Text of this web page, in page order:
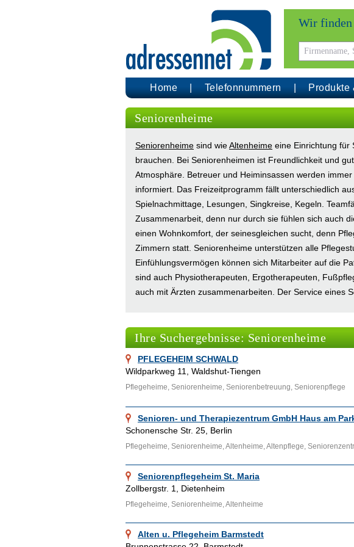
Wir finden
Home Telefonnummern Produkte
Seniorenheime
Seniorenheime sind wieAltenheime eine Einrichtung für
brauchen. Bei Seniorenheimen ist Freundlichkeit und
Atmosphäre. Betreuer und Heiminsassen werden
informiert. Das Freizeitprogramm fällt unterschiedlich
Spielnachmittage, Lesungen, Singkreise, Kegeln.
Zusammenarbeit, denn nur durch sie fühlen sich auch
einen Wohnkomfort, der seinesgleichen sucht, denn
Zimmern statt. Seniorenheime unterstützen alle
Einfühlungsvermögen können sich Mitarbeiter auf die
sind auch Physiotherapeuten, Ergotherapeuten,
auch mit Ärzten zusammenarbeiten. Der Service eines
Saarbrücken vertreten.
Weitere Artikel überAlzheimergesellschaft
Therapie, Betreuungstellen wir Ihnen hier zur Verfügung.
Ihre Suchergebnisse: Seniorenheime
PFLEGEHEIM SCHWALD
Wildparkweg 11, Waldshut-Tiengen
Pflegeheime, Seniorenheime, Seniorenbetreuung, Seniorenpflege
Senioren- und Therapiezentrum GmbH Haus am
Schonensche Str. 25, Berlin
Pflegeheime, Seniorenheime, Altenheime, Altenpflege,
Seniorenpflegeheim St. Maria
Zollbergstr. 1, Dietenheim
Pflegeheime, Seniorenheime, Altenheime
Alten u. Pflegeheim Barmstedt